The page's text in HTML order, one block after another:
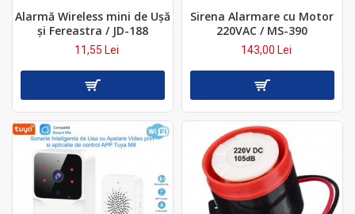
Alarmă Wireless mini de Ușă
și Fereastra / JD-188
11,55 Lei
Sirena Alarmare cu Motor
220VAC / MS-390
143,00 Lei